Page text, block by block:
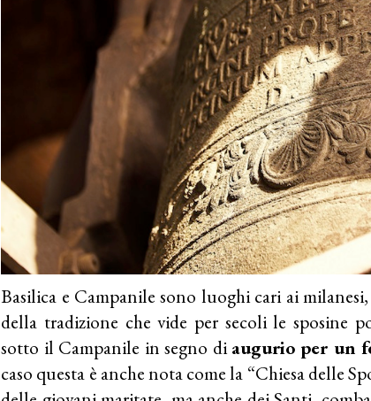
Basilica e Campanile sono luoghi cari ai
della tradizione che vide per secoli le sposine
sotto il Campanile in segno diaugurio per un
caso questa è anche nota come la “Chiesa delle